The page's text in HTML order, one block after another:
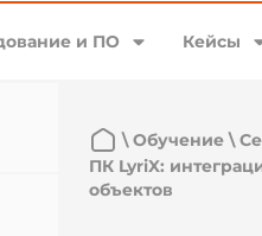
и ПО Кейсы
\Обучение\
ПК LyriX:
объектов